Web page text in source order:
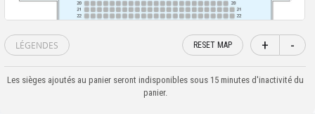
LÉGENDES RESET MAP + -
Les sièges ajoutés au panier seront indisponibles sous 15 minutes d'inactivité du
panier.